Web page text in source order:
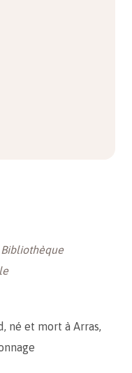
né et mort à Arras,